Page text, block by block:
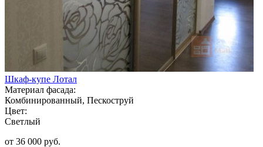
Шкаф-купе Лотал
Материал фасада:
Комбинированный, Пескоструй
Цвет:
Светлый
от 36 000 руб.